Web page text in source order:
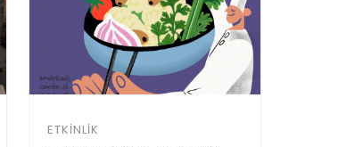
ETKINLIK